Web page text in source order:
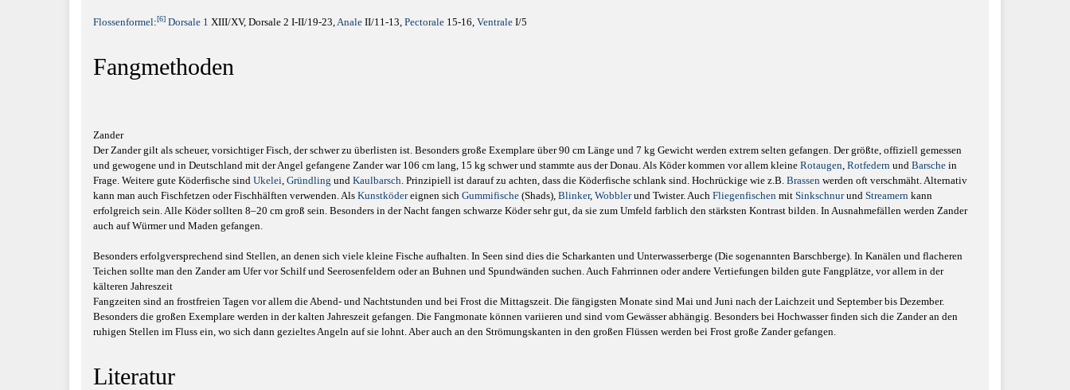
Flossenformel:[6] Dorsale 1 XIII/XV, Dorsale 2 I-II/19-23,Anale II/11-13, Pectorale 15-16, Ventrale I/5
Fangmethoden
Zander
Der Zander gilt als scheuer, vorsichtiger Fisch, der schwer zu überlisten ist. Besonders große Exemplare über 90 cm Länge und 7 kg Gewicht werden extrem selten gefangen. Der größte, offiziell gemessen
und gewogene und in Deutschland mit der Angel gefangene Zander war 106 cm lang, 15 kg schwer und stammte aus der Donau. Als Köder kommen vor allem kleine Rotaugen Rotfedern und Barsche in
Frage. Weitere gute Köderfische sind Ukelei Gründling und Kaulbarsch . Prinzipiell ist darauf zu achten, dass die Köderfische schlank sind. Hochrückige wie z.B. Brassen werden oft verschmäht. Alternativ
kann man auch Fischfetzen oder Fischhälften verwenden. Als Kunstködereignen sich Gummifische (Shads), Blinker, Wobblerund Twister. Auch Fliegenfischen mit Sinkschnurund Streamern kann
erfolgreich sein. Alle Köder sollten 8–20 cm groß sein. Besonders in der Nacht fangen schwarze Köder sehr gut, da sie zum Umfeld farblich den stärksten Kontrast bilden. In Ausnahmefällen werden Zander
auch auf Würmer und Maden gefangen.
Besonders erfolgversprechend sind Stellen, an denen sich viele kleine Fische aufhalten. In Seen sind dies die Scharkanten und Unterwasserberge (Die sogenannten Barschberge). In Kanälen und flacheren
Teichen sollte man den Zander am Ufer vor Schilf und Seerosenfeldern oder an Buhnen und Spundwänden suchen. Auch Fahrrinnen oder andere Vertiefungen bilden gute Fangplätze, vor allem in der
kälteren Jahreszeit
Fangzeiten sind an frostfreien Tagen vor allem die Abend- und Nachtstunden und bei Frost die Mittagszeit. Die fängigsten Monate sind Mai und Juni nach der Laichzeit und September bis Dezember.
Besonders die großen Exemplare werden in der kalten Jahreszeit gefangen. Die Fangmonate können variieren und sind vom Gewässer abhängig. Besonders bei Hochwasser finden sich die Zander an den
ruhigen Stellen im Fluss ein, wo sich dann gezieltes Angeln auf sie lohnt. Aber auch an den Strömungskanten in den großen Flüssen werden bei Frost große Zander gefangen.
Literatur